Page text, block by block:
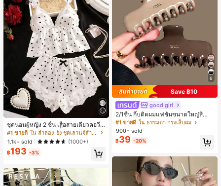
ชุดนอนผู้หญิง 2 ชิ้น เสื้อสายเดี่ยวคอวีลู
กไม้ พร้อมกางเกงขาสั้นแต่งลูกไม้ แต่ง
โบว์ที่เอว ชุดลำลองผู้หญิงนุ่มสบายน่ารั
ก สไตล์เอสเธติก
#1 ขายดี
ใน ลำลอง-ยัง ชุดเลานจ์สำหรับผู้หญิง
1.1k+ sold
(1000+)
฿193 -3%
6
Save ฿10
good girl
2/1ชิ้น กิ๊บติดผมแฟชั่นขนาดใหญ่สีน้ำ
ตาลชานมสำหรับผู้หญิง เหมาะสำหรับก
ารอาบน้ำ ล้างหน้า และจัดแต่งทรงผม
#1 ขายดี ใน ธรรมดา กรงเล็บผม
900+ sold
฿39 -20%